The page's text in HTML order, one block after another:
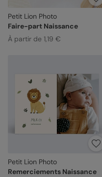
Petit Lion Photo
Faire-part Naissance
À partir de 1,19 €
Petit Lion Photo
Remerciements Naissance